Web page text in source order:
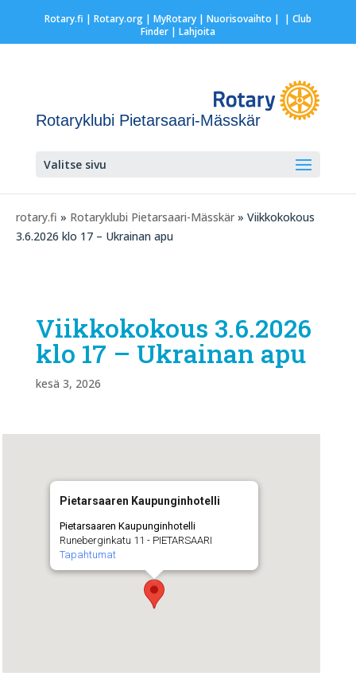
Rotary.fi | Rotary.org| MyRotary | Nuorisovaihto | | Club
Finder| Lahjoita
Rotaryklubi Pietarsaari-Mässkär
Valitse sivu
rotary.fi » Rotaryklubi Pietarsaari-Mässkär » Viikkokokous
3.6.2026 klo 17 – Ukrainan apu
Viikkokokous 3.6.2026
klo 17 – Ukrainan apu
kesä 3, 2026
Pietarsaaren Kaupunginhotelli
Pietarsaaren Kaupunginhotelli
Runeberginkatu 11 - PIETARSAARI
Tapahtumat